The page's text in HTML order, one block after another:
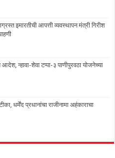
इमारतीची आपत्ती व्यवस्थापन मंत्री गिरीश
न्हावा-शेवा टप्पा-३ पाणीपुरवठा योजनेच्या
धर्मेंद प्रधानांचा राजीनामा अहंकाराचा